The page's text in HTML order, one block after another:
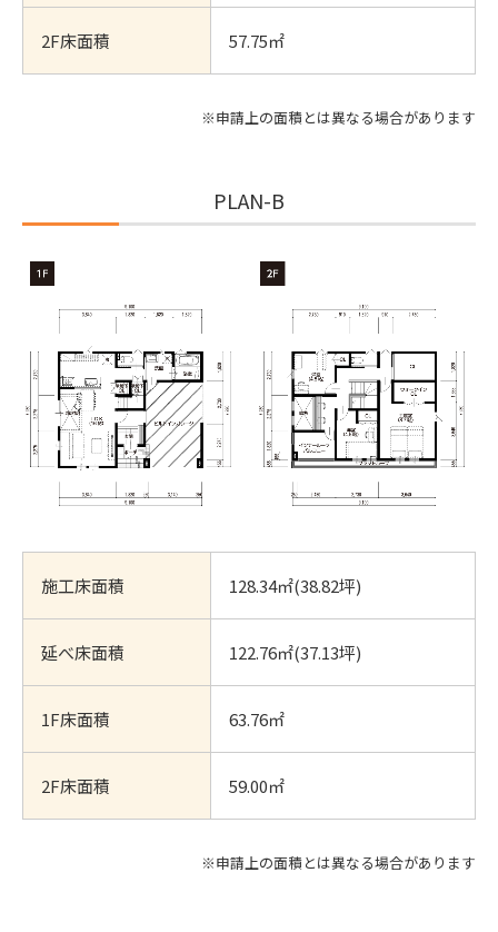
2F床面積 57.75㎡
※申請上の面積とは異なる場合があります
PLAN-B
施工床面積 128.34㎡(38.82坪)
延べ床面積 122.76㎡(37.13坪)
1F床面積 63.76㎡
2F床面積 59.00㎡
※申請上の面積とは異なる場合があります